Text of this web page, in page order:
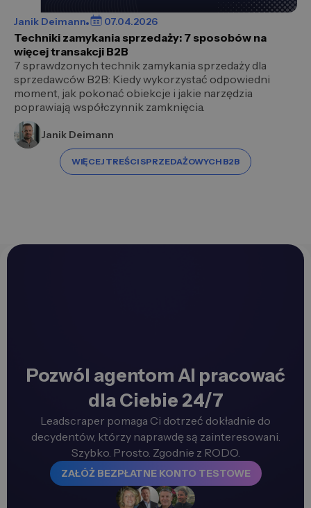
Janik Deimann 07.04.2026
Techniki zamykania sprzedaży: 7 sposobów na
więcej transakcji B2B
7 sprawdzonych technik zamykania sprzedaży dla
sprzedawców B2B: Kiedy wykorzystać odpowiedni
moment, jak pokonać obiekcje i jakie narzędzia
poprawiają współczynnik zamknięcia.
Janik Deimann
WIĘCEJ TREŚCI SPRZEDAŻOWYCH B2B
Pozwól agentom AI pracować
dla Ciebie 24/7
Leadscraper pomaga Ci dotrzeć dokładnie do
decydentów, którzy naprawdę są zainteresowani.
Szybko. Prosto. Zgodnie z RODO.
ZAŁÓŻ BEZPŁATNE KONTO TESTOWE